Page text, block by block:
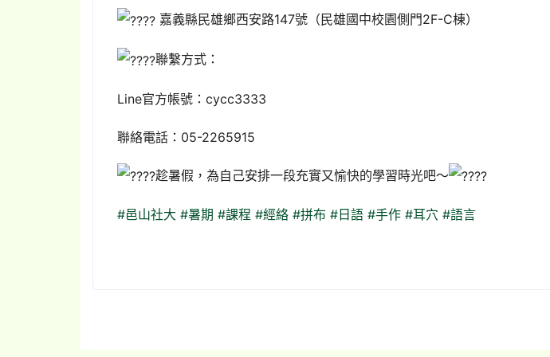
嘉義縣民雄鄉西安路147號（民雄國中校園側門2F-C棟）
聯繫方式：
Line官方帳號：cycc3333
聯絡電話：05-2265915
趁暑假，為自己安排一段充實又愉快的學習時光吧～
#邑山社大 #暑期 #課程 #經絡 #拼布 #日語 #手作 #耳穴 #語言